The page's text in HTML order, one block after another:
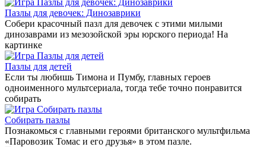
Пазлы для девочек: Динозаврики
Собери красочный пазл для девочек с этими милыми
динозаврами из мезозойской эры юрского периода! На
картинке
Пазлы для детей
Если ты любишь Тимона и Пумбу, главных героев
одноименного мультсериала, тогда тебе точно понравится
собирать
Собирать пазлы
Познакомься с главными героями британского мультфильма
«Паровозик Томас и его друзья» в этом пазле.